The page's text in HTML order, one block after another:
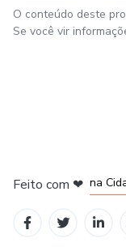
O conteúdo deste
Se você vir
Feito com ❤ na